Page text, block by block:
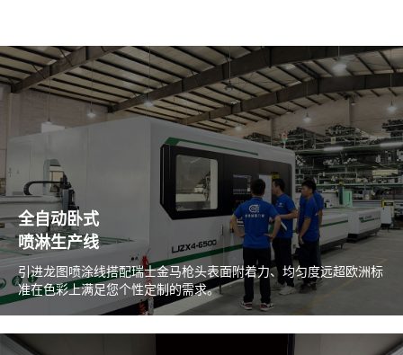
全自动卧式
喷淋生产线
引进龙图喷涂线搭配瑞士金马枪头表面附着力、均匀度远超欧洲标
准在色彩上满足您个性定制的需求。